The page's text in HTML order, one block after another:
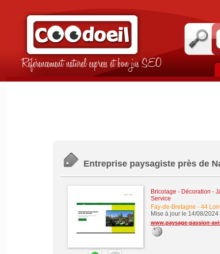
Référencement naturel express et bon jus SEO
Entreprise paysagiste près de
Bricolage - Décoration -
Service
Fay-de-Bretagne - 44
Mise à jour le 14/08/2024
www.paysage-passion-